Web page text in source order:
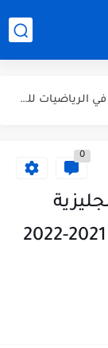
نموذج إجابة الاختبار الرسمي في التربية الاسلامية للصف العاشر الفترة...
نموذج إجابة الاختبار الرسمي في الرياضيات للصف العاشر الفترة الثانية...
مذكرة شاملة في القران الكريم للصف الثاني عشر الفصل الثاني...
مذكرة التغذية في النباتات أحياء الصف الحادي عشر العلمي الفصل...
0
للصف السابع الفصل الثاني 2021-2022